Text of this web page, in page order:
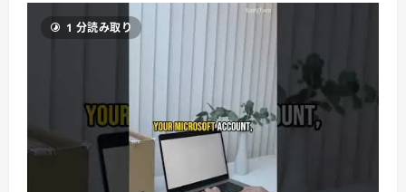
1 分読み取り